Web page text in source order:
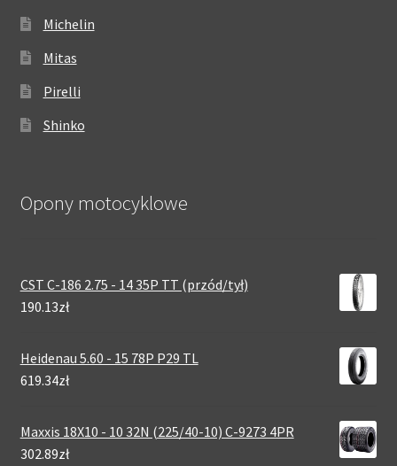
Michelin
Mitas
Pirelli
Shinko
Opony motocyklowe
CST C-186 2.75 - 14 35P TT (przód/tył)
190.13zł
Heidenau 5.60 - 15 78P P29 TL
619.34zł
Maxxis 18X10 - 10 32N (225/40-10) C-9273 4PR
302.89zł